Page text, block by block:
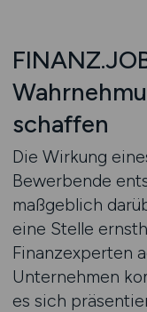
schaffen
Die Wirkung
Bewerbende
maßgeblich
eine Stelle
Finanzexperten
Unternehmen
es sich